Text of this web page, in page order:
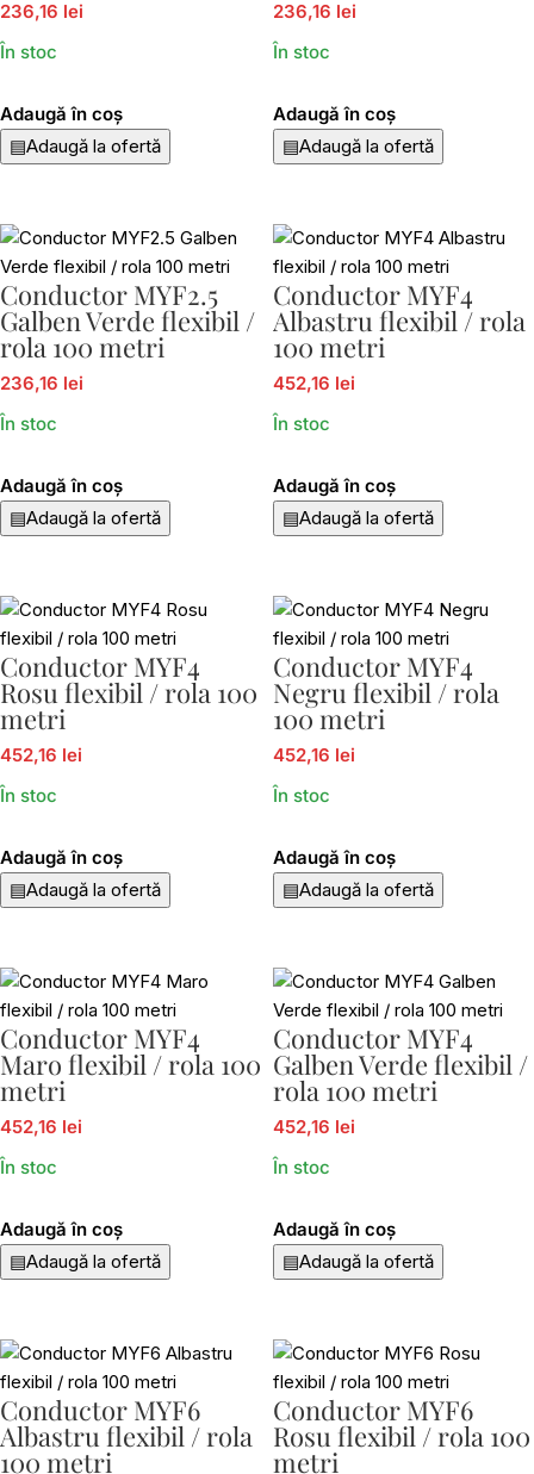
236,16 lei
În stoc
Adaugă în coș
▤Adaugă la ofertă
236,16 lei
În stoc
Adaugă în coș
▤Adaugă la ofertă
Conductor MYF2.5
Galben Verde flexibil /
rola 100 metri
236,16 lei
În stoc
Adaugă în coș
▤Adaugă la ofertă
Conductor MYF4
Albastru flexibil / rola
100 metri
452,16 lei
În stoc
Adaugă în coș
▤Adaugă la ofertă
Conductor MYF4
Rosu flexibil / rola 100
metri
452,16 lei
În stoc
Adaugă în coș
▤Adaugă la ofertă
Conductor MYF4
Negru flexibil / rola
100 metri
452,16 lei
În stoc
Adaugă în coș
▤Adaugă la ofertă
Conductor MYF4
Maro flexibil / rola 100
metri
452,16 lei
În stoc
Adaugă în coș
▤Adaugă la ofertă
Conductor MYF4
Galben Verde flexibil /
rola 100 metri
452,16 lei
În stoc
Adaugă în coș
▤Adaugă la ofertă
Conductor MYF6
Albastru flexibil / rola
100 metri
Conductor MYF6
Rosu flexibil / rola 100
metri